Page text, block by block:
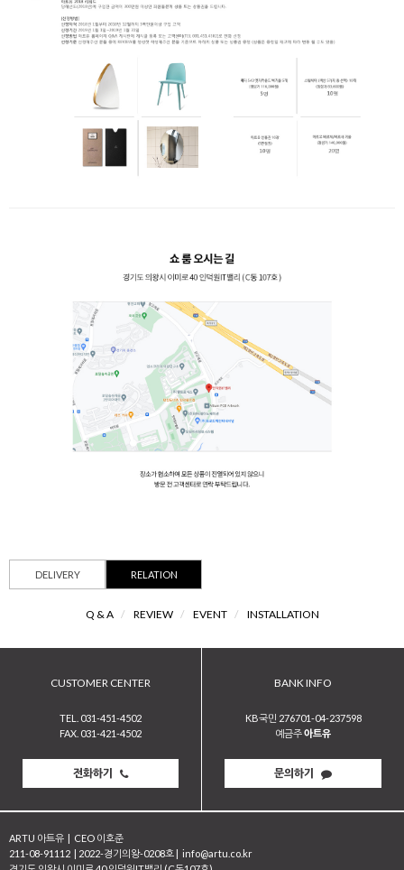
DELIVERY RELATION
Q & A / REVIEW / EVENT / INSTALLATION
CUSTOMER CENTER
TEL. 031-451-4502
FAX. 031-421-4502
전화하기
BANK INFO
KB국민 276701-04-237598
예금주아트유
문의하기
ARTU 아트유 | CEO 이호준
211-08-91112 | 2022-경기의왕-0208호 | info@artu.co.kr